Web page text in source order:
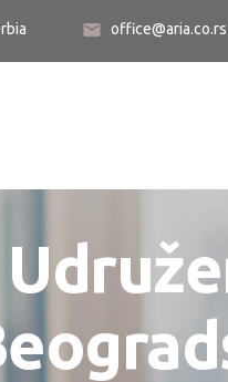
office@aria.co.rs